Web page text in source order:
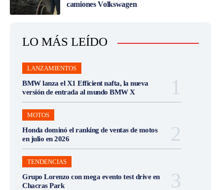
camiones Volkswagen
LO MÁS LEÍDO
LANZAMIENTOS
BMW lanza el X1 Efficient nafta, la nueva
versión de entrada al mundo BMW X
MOTOS
Honda dominó el ranking de ventas de motos
en julio en 2026
TENDENCIAS
Grupo Lorenzo con mega evento test drive en
Chacras Park